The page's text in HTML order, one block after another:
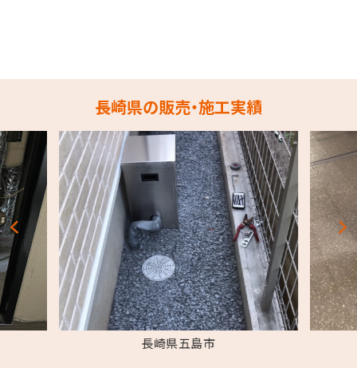
長崎県の販売・施工実績
長崎県五島市